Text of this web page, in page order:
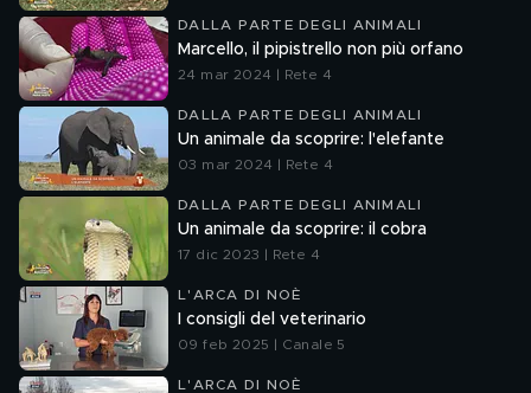
DALLA PARTE DEGLI ANIMALI
Marcello, il pipistrello non più orfano
24 mar 2024 | Rete 4
DALLA PARTE DEGLI ANIMALI
Un animale da scoprire: l'elefante
03 mar 2024 | Rete 4
DALLA PARTE DEGLI ANIMALI
Un animale da scoprire: il cobra
17 dic 2023 | Rete 4
L'ARCA DI NOÈ
I consigli del veterinario
09 feb 2025 | Canale 5
L'ARCA DI NOÈ